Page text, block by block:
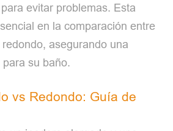
evitar problemas. Esta
en la comparación entre
asegurando una
su baño.
vs Redondo: Guía de